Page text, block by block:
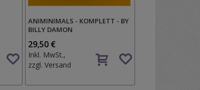
Auf
den
Wunschzettel
ANIMINIMALS - KOMPLETT - BY
BILLY DAMON
29,50 €
Inkl. MwSt.,
zzgl.Versand
Auf
den